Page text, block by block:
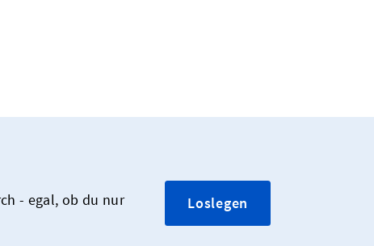
- egal, ob du nur
Loslegen